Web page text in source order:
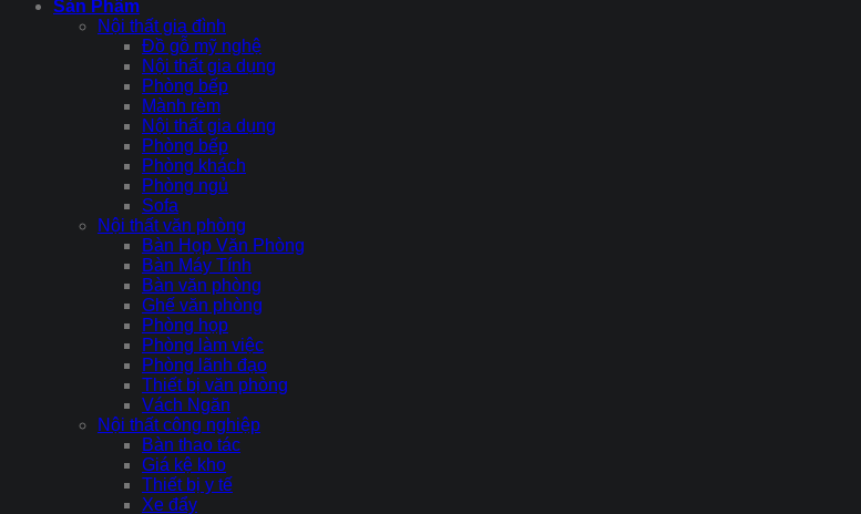
Sản Phẩm
Nội thất gia đình
Đồ gỗ mỹ nghệ
Nội thất gia dụng
Phòng bếp
Mành rèm
Nội thất gia dụng
Phòng bếp
Phòng khách
Phòng ngủ
Sofa
Nội thất văn phòng
Bàn Họp Văn Phòng
Bàn Máy Tính
Bàn văn phòng
Ghế văn phòng
Phòng họp
Phòng làm việc
Phòng lãnh đạo
Thiết bị văn phòng
Vách Ngăn
Nội thất công nghiệp
Bàn thao tác
Giá kệ kho
Thiết bị y tế
Xe đẩy